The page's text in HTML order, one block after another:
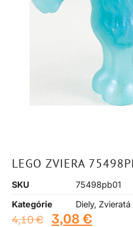
LEGO ZVIERA
SKU
75498pb01
Kategórie
Diely, Zvieratá
4,10€ 3,08 €